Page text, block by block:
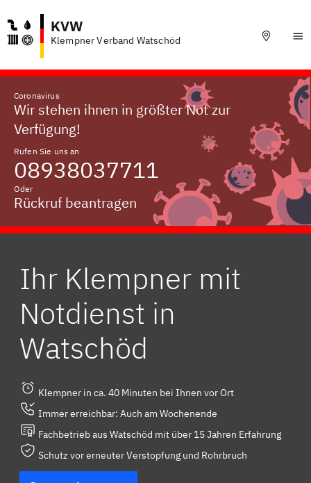
KVW
Klempner Verband Watschöd
Coronavirus
Wir stehen ihnen in größter Not zur
Verfügung!
Rufen Sie uns an
08938037711
Oder
Rückruf beantragen
Ihr Klempner mit
Notdienst in
Watschöd
Klempner in ca. 40 Minuten bei Ihnen vor Ort
Immer erreichbar: Auch am Wochenende
Fachbetrieb aus Watschöd mit über 15 Jahren Erfahrung
Schutz vor erneuter Verstopfung und Rohrbruch